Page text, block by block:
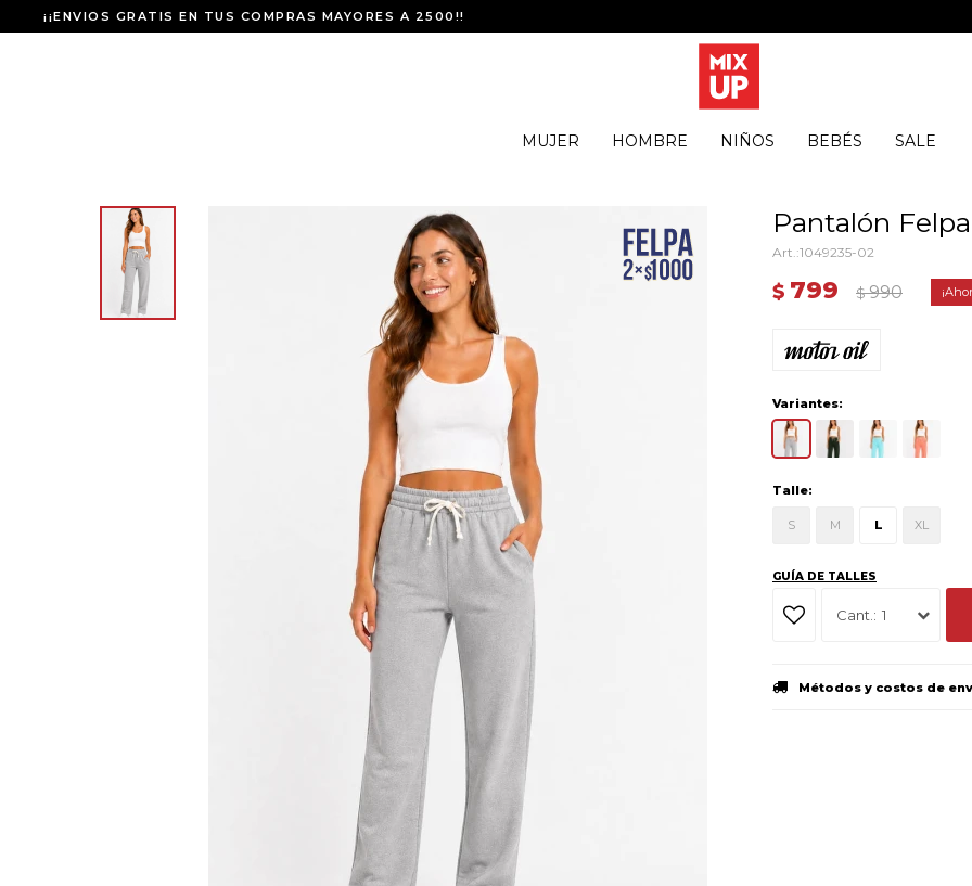
MUJER HOMBRE NIÑOS BEBÉS SALE
¡¡ENVIOS GRATIS EN TUS COMPRAS MAYORES A 2500!!
Pantalón
1049235-02
$ 799 $ 990
Variantes:
Talle:
S M L XL
GUÍA DE TALLES
1
Métodos y costos de